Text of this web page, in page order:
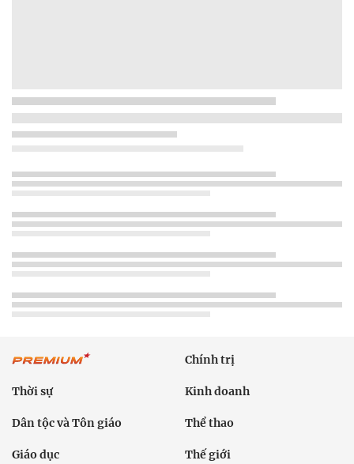
Chính trị
Thời sự Kinh doanh
Dân tộc và Tôn giáo Thể thao
Giáo dục Thế giới